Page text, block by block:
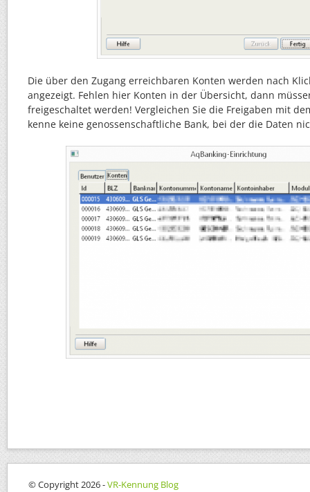
Die über den Zugang erreichbaren Konten werden nach
angezeigt. Fehlen hier Konten in der Übersicht, dann
freigeschaltet werden! Vergleichen Sie die Freigaben mit
kenne keine genossenschaftliche Bank, bei der die Daten
© Copyright 2026 -VR-Kennung Blog